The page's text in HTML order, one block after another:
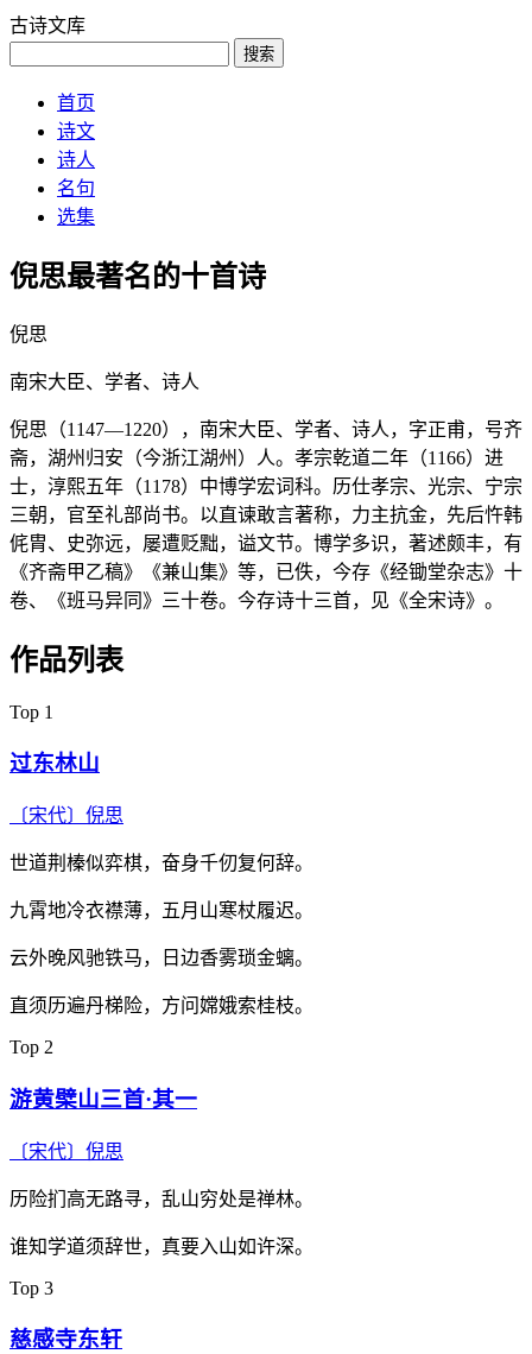
古诗文库
搜索
首页
诗文
诗人
名句
选集
倪思最著名的十首诗
倪思
南宋大臣、学者、诗人
倪思（1147—1220），南宋大臣、学者、诗人，字正甫，号齐
斋，湖州归安（今浙江湖州）人。孝宗乾道二年（1166）进
士，淳熙五年（1178）中博学宏词科。历仕孝宗、光宗、宁宗
三朝，官至礼部尚书。以直谏敢言著称，力主抗金，先后忤韩
侂胄、史弥远，屡遭贬黜，谥文节。博学多识，著述颇丰，有
《齐斋甲乙稿》《兼山集》等，已佚，今存《经锄堂杂志》十
卷、《班马异同》三十卷。今存诗十三首，见《全宋诗》。
作品列表
Top 1
过东林山
〔宋代〕 倪思
世道荆榛似弈棋，奋身千仞复何辞。
九霄地冷衣襟薄，五月山寒杖履迟。
云外晚风驰铁马，日边香雾琐金螭。
直须历遍丹梯险，方问嫦娥索桂枝。
Top 2
游黄檗山三首·其一
〔宋代〕 倪思
历险扪高无路寻，乱山穷处是禅林。
谁知学道须辞世，真要入山如许深。
Top 3
慈感寺东轩